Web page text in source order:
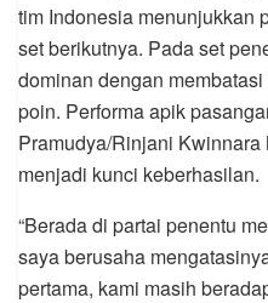
tim Indonesia menunjukkan
set berikutnya. Pada set
dominan dengan
poin. Performa apik
Pramudya/Rinjani
menjadi kunci keberhasilan.
“Berada di partai penentu
saya berusaha
pertama, kami masih